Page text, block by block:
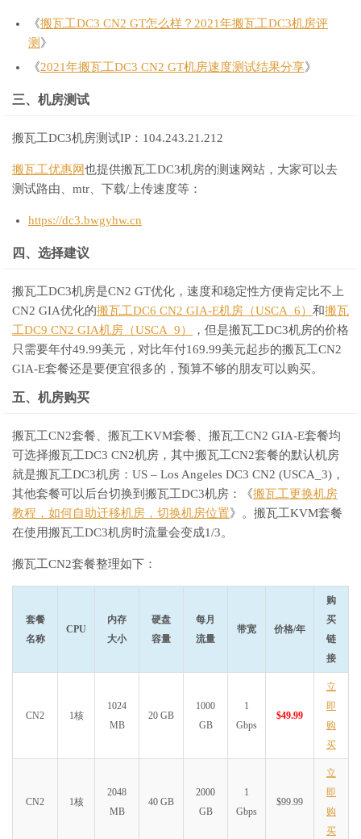
《搬瓦工DC3 CN2 GT怎么样？2021年搬瓦工DC3机房评
测 》
《2021年搬瓦工DC3 CN2 GT机房速度测试结果分享》
三、机房测试
搬瓦工DC3机房测试IP：104.243.21.212
搬瓦工优惠网也提供搬瓦工DC3机房的测速网站，大家可以去
测试路由、mtr、下载/上传速度等：
https://dc3.bwgyhw.cn
四、选择建议
搬瓦工DC3机房是CN2 GT优化，速度和稳定性方便肯定比不上
CN2 GIA优化的搬瓦工DC6 CN2 GIA-E机房（USCA_6） 和搬瓦
工DC9 CN2 GIA机房（USCA_9）
，但是搬瓦工DC3机房的价格
只需要年付49.99美元，对比年付169.99美元起步的搬瓦工CN2
GIA-E套餐还是要便宜很多的，预算不够的朋友可以购买。
五、机房购买
搬瓦工CN2套餐、搬瓦工KVM套餐、搬瓦工CN2 GIA-E套餐均
可选择搬瓦工DC3 CN2机房，其中搬瓦工CN2套餐的默认机房
就是搬瓦工DC3机房：US – Los Angeles DC3 CN2 (USCA_3)，
其他套餐可以后台切换到搬瓦工DC3机房：《搬瓦工更换机房
教程，如何自助迁移机房，切换机房位置》。搬瓦工KVM套餐
在使用搬瓦工DC3机房时流量会变成1/3。
搬瓦工CN2套餐整理如下：
套餐
名称
CPU
内存
大小
硬盘
容量
每月
流量
带宽 价格/年
购
买
链
接
CN2 1核
1024
MB
20 GB
1000
GB
1
Gbps
$49.99
立
即
购
买
CN2 1核
2048
MB
40 GB
2000
GB
1
Gbps
$99.99
立
即
购
买